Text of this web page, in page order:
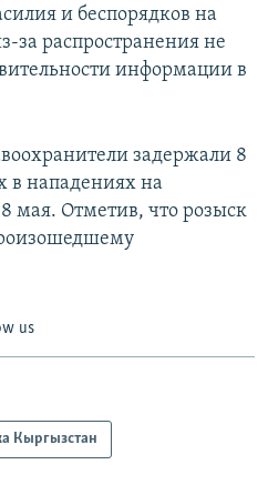
и беспорядков на
за распространения не
информации в
задержали 8
в нападениях на
мая. Отметив, что розыск
us
Кыргызстан